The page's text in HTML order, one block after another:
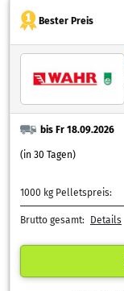
Bester Preis
bis Fr 18.09.2026
(in 30 Tagen)
1000 kg Pelletspreis:
Brutto gesamt: Details